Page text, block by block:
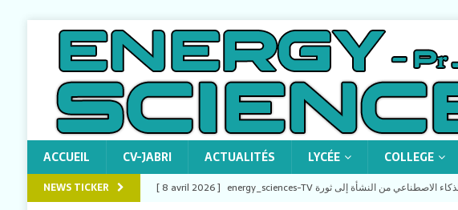
ACCUEIL CV-JABRI ACTUALITÉS LYCÉE COLLEGE
NEWS TICKER [ 8 avril 2026 ]